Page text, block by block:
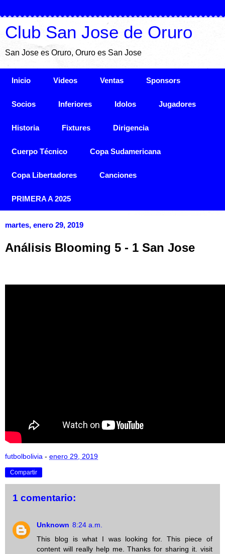
Club San Jose de Oruro
San Jose es Oruro, Oruro es San Jose
Inicio Videos Ventas Sponsors
Socios Inferiores Idolos Jugadores
Historia Fixtures Dirigencia
Cuerpo Técnico Copa Sudamericana
Copa Libertadores Canciones
PRIMERA A 2025
martes, enero 29, 2019
Análisis Blooming 5 - 1 San Jose
futbolbolivia - enero 29, 2019
Compartir
1 comentario:
Unknown 8:24 a.m.
This blog is what I was looking for. This piece of
content will really help me. Thanks for sharing it. visit